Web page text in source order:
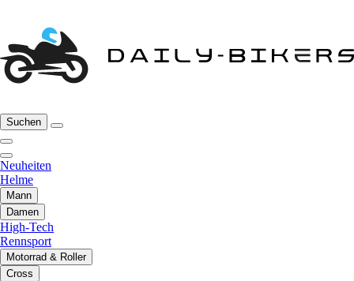
Suchen
Neuheiten
Helme
Mann
Damen
High-Tech
Rennsport
Motorrad & Roller
Cross